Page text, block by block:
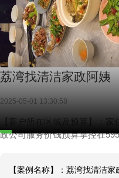
荔湾找清洁家政阿姨
2025-05-01 13:30:58
【客户所在区域及预算】：
政公司服务价钱预算掌控在
【案例名称】：荔湾找清洁家